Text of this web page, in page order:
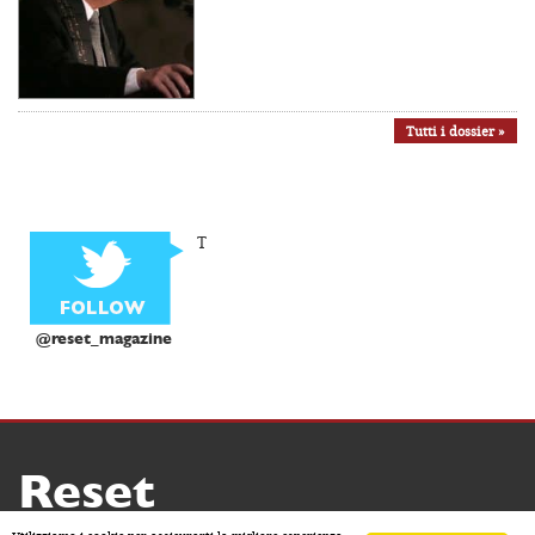
Tutti i dossier »
@reset_magazine
T
Reset